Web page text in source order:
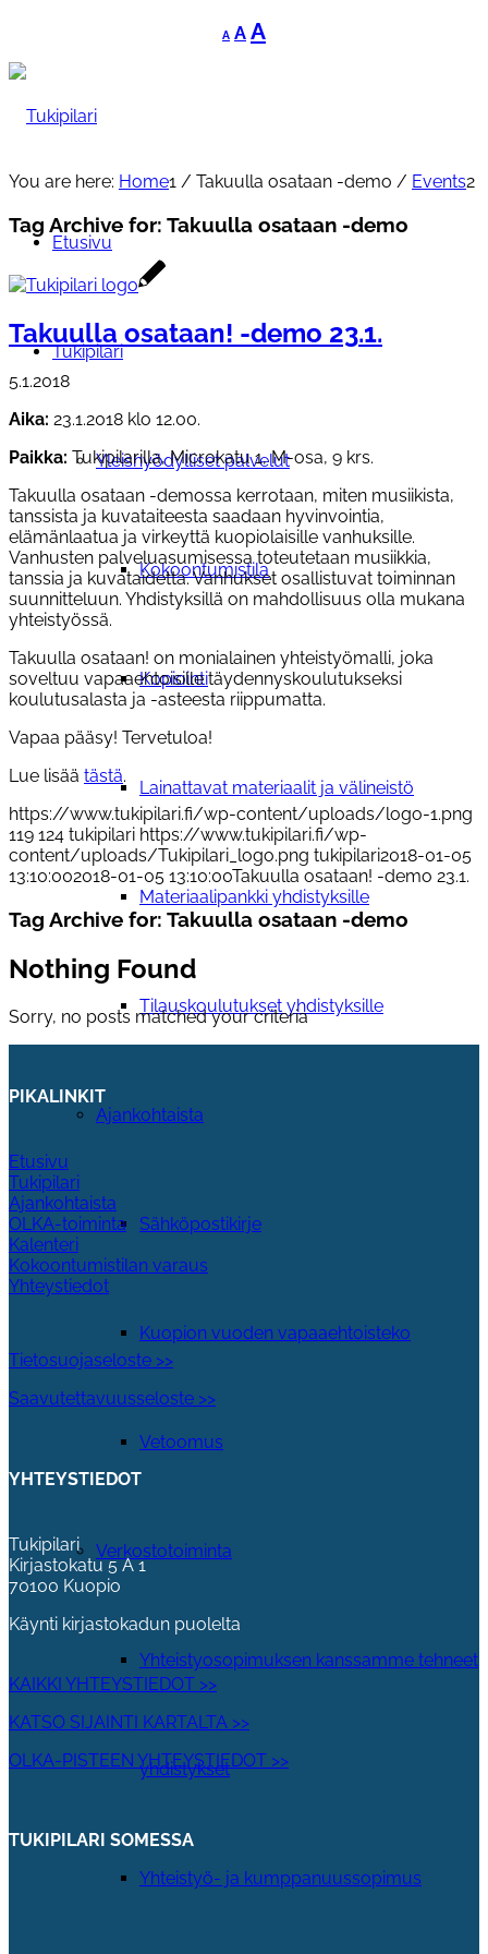
A
Decrease
font
A Reset
font
AIncrease
Etusivu
Tukipilari
Yleishyödylliset palvelut
Kokoontumistila
Kopiointi
Lainattavat materiaalit ja välineistö
Materiaalipankki yhdistyksille
Tilauskoulutukset yhdistyksille
Ajankohtaista
Sähköpostikirje
Kuopion vuoden vapaaehtoisteko
Vetoomus
Verkostotoiminta
Yhteistyosopimuksen kanssamme tehneet
yhdistykset
Yhteistyö- ja kumppanuussopimus
You are here: Home1 / Takuulla osataan -demo / Events2
Tag Archive for: Takuulla osataan -demo
Takuulla osataan! -demo 23.1.
5.1.2018
Aika: 23.1.2018 klo 12.00.
Paikka: Tukipilarilla, Microkatu 1, M-osa, 9 krs.
Takuulla osataan -demossa kerrotaan, miten musiikista,
tanssista ja kuvataiteesta saadaan hyvinvointia,
elämänlaatua ja virkeyttä kuopiolaisille vanhuksille.
Vanhusten palveluasumisessa toteutetaan musiikkia,
tanssia ja kuvataidetta. Vanhukset osallistuvat toiminnan
suunnitteluun. Yhdistyksillä on mahdollisuus olla mukana
yhteistyössä.
Takuulla osataan! on monialainen yhteistyömalli, joka
soveltuu vapaaehtoisille täydennyskoulutukseksi
koulutusalasta ja -asteesta riippumatta.
Vapaa pääsy! Tervetuloa!
Lue lisää tästä.
https://www.tukipilari.fi/wp-content/uploads/logo-1.png
119 124 tukipilari https://www.tukipilari.fi/wp-
content/uploads/Tukipilari_logo.png tukipilari2018-01-05
13:10:002018-01-05 13:10:00Takuulla osataan! -demo 23.1.
Tag Archive for: Takuulla osataan -demo
Nothing Found
Sorry, no posts matched your criteria
PIKALINKIT
Etusivu
Tukipilari
Ajankohtaista
OLKA-toiminta
Kalenteri
Kokoontumistilan varaus
Yhteystiedot
Tietosuojaseloste >>
Saavutettavuusseloste >>
YHTEYSTIEDOT
Tukipilari
Kirjastokatu 5 A 1
70100 Kuopio
Käynti kirjastokadun puolelta
KAIKKI YHTEYSTIEDOT >>
KATSO SIJAINTI KARTALTA >>
OLKA-PISTEEN YHTEYSTIEDOT >>
TUKIPILARI SOMESSA